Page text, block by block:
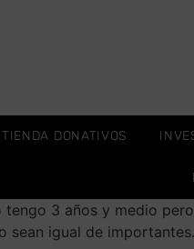
TIENDA DONATIVOS
tengo 3 años y medio
sean igual de importantes.